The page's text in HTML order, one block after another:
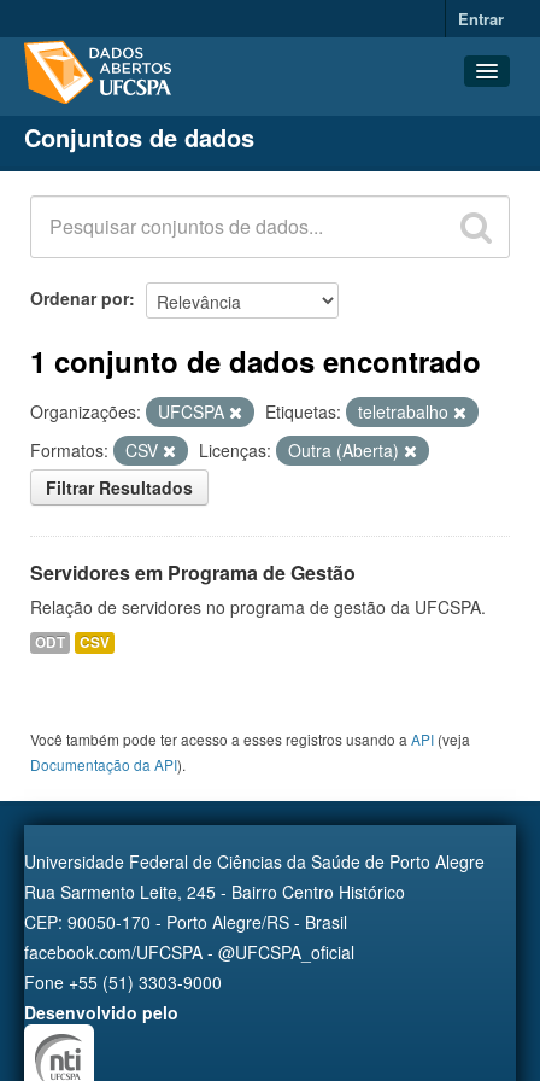
Entrar
Conjuntos de dados
Organizações
Grupos
Sobre
Conjuntos de dados
Ordenar por
1 conjunto de dados encontrado
Organizações: UFCSPA Etiquetas:
teletrabalho
Formatos:
CSV Licenças:
Outra (Aberta)
Filtrar Resultados
Servidores em Programa de Gestão
Relação de servidores no programa de gestão da UFCSPA.
ODT CSV
Você também pode ter acesso a esses registros usando a API (veja
Documentação da API).
Universidade Federal de Ciências da Saúde de Porto Alegre
Rua Sarmento Leite, 245 - Bairro Centro Histórico
CEP: 90050-170 - Porto Alegre/RS - Brasil
facebook.com/UFCSPA - @UFCSPA_oficial
Fone +55 (51) 3303-9000
Desenvolvido pelo